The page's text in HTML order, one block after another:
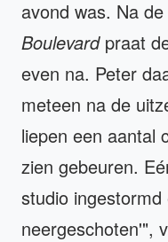
avond was. Na
Boulevardpraat
even na. Peter
meteen na de
liepen een aantal
zien gebeuren.
studio
neergeschoten'",